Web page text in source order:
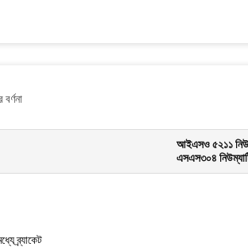
আইএসও ৫২১১
এসএস৩০৪
ব্র্যাকেট